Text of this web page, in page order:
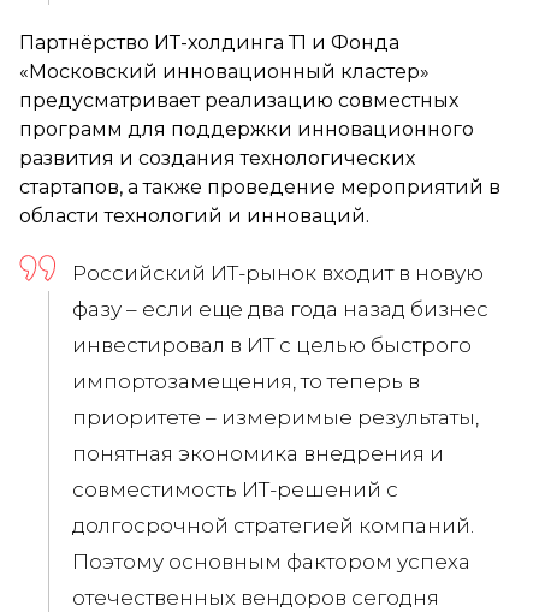
Партнёрство ИТ-холдинга Т1 и Фонда
«Московский инновационный кластер»
предусматривает реализацию совместных
программ для поддержки инновационного
развития и создания технологических
стартапов, а также проведение мероприятий в
области технологий и инноваций.
Российский ИТ-рынок входит в новую
фазу – если еще два года назад бизнес
инвестировал в ИТ с целью быстрого
импортозамещения, то теперь в
приоритете – измеримые результаты,
понятная экономика внедрения и
совместимость ИТ-решений с
долгосрочной стратегией компаний.
Поэтому основным фактором успеха
отечественных вендоров сегодня